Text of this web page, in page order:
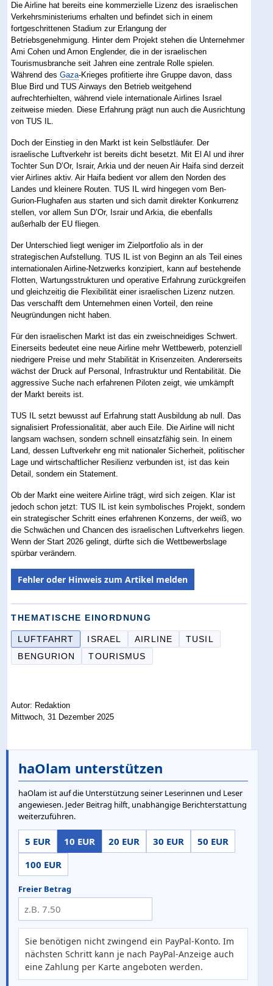
Die Airline hat bereits eine kommerzielle Lizenz des israelischen
Verkehrsministeriums erhalten und befindet sich in einem
fortgeschrittenen Stadium zur Erlangung der
Betriebsgenehmigung. Hinter dem Projekt stehen die Unternehmer
Ami Cohen und Arnon Englender, die in der israelischen
Tourismusbranche seit Jahren eine zentrale Rolle spielen.
Während desGaza-Krieges profitierte ihre Gruppe davon, dass
Blue Bird und TUS Airways den Betrieb weitgehend
aufrechterhielten, während viele internationale Airlines Israel
zeitweise mieden. Diese Erfahrung prägt nun auch die Ausrichtung
von TUS IL.
Doch der Einstieg in den Markt ist kein Selbstläufer. Der
israelische Luftverkehr ist bereits dicht besetzt. Mit El Al und ihrer
Tochter Sun D’Or, Israir, Arkia und der neuen Air Haifa sind derzeit
vier Airlines aktiv. Air Haifa bedient vor allem den Norden des
Landes und kleinere Routen. TUS IL wird hingegen vom Ben-
Gurion-Flughafen aus starten und sich damit direkter Konkurrenz
stellen, vor allem Sun D’Or, Israir und Arkia, die ebenfalls
außerhalb der EU fliegen.
Der Unterschied liegt weniger im Zielportfolio als in der
strategischen Aufstellung. TUS IL ist von Beginn an als Teil eines
internationalen Airline-Netzwerks konzipiert, kann auf bestehende
Flotten, Wartungsstrukturen und operative Erfahrung zurückgreifen
und gleichzeitig die Flexibilität einer israelischen Lizenz nutzen.
Das verschafft dem Unternehmen einen Vorteil, den reine
Neugründungen nicht haben.
Für den israelischen Markt ist das ein zweischneidiges Schwert.
Einerseits bedeutet eine neue Airline mehr Wettbewerb, potenziell
niedrigere Preise und mehr Stabilität in Krisenzeiten. Andererseits
wächst der Druck auf Personal, Infrastruktur und Rentabilität. Die
aggressive Suche nach erfahrenen Piloten zeigt, wie umkämpft
der Markt bereits ist.
TUS IL setzt bewusst auf Erfahrung statt Ausbildung ab null. Das
signalisiert Professionalität, aber auch Eile. Die Airline will nicht
langsam wachsen, sondern schnell einsatzfähig sein. In einem
Land, dessen Luftverkehr eng mit nationaler Sicherheit, politischer
Lage und wirtschaftlicher Resilienz verbunden ist, ist das kein
Detail, sondern ein Statement.
Ob der Markt eine weitere Airline trägt, wird sich zeigen. Klar ist
jedoch schon jetzt: TUS IL ist kein symbolisches Projekt, sondern
ein strategischer Schritt eines erfahrenen Konzerns, der weiß, wo
die Schwächen und Chancen des israelischen Luftverkehrs liegen.
Wenn der Start 2026 gelingt, dürfte sich die Wettbewerbslage
spürbar verändern.
Fehler oder Hinweis zum Artikel melden
THEMATISCHE EINORDNUNG
LUFTFAHRT ISRAEL AIRLINE
TUSIL
BENGURION
TOURISMUS
Autor: Redaktion
Mittwoch, 31 Dezember 2025
haOlam unterstützen
haOlam ist auf die Unterstützung seiner Leserinnen und Leser
angewiesen. Jeder Beitrag hilft, unabhängige Berichterstattung
weiterzuführen.
5 EUR 10 EUR 20 EUR 30 EUR
50 EUR
100 EUR
Freier Betrag
Sie benötigen nicht zwingend ein PayPal-Konto. Im
nächsten Schritt kann je nach PayPal-Anzeige auch
eine Zahlung per Karte angeboten werden.